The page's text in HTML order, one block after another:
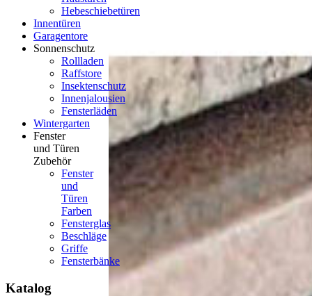
Hebeschiebetüren
Innentüren
Garagentore
Sonnenschutz
Rollladen
Raffstore
Insektenschutz
Innenjalousien
Fensterläden
Wintergarten
Fenster
und Türen
Zubehör
Fenster
und
Türen
Farben
Fensterglas
Beschläge
Griffe
Fensterbänke
Katalog